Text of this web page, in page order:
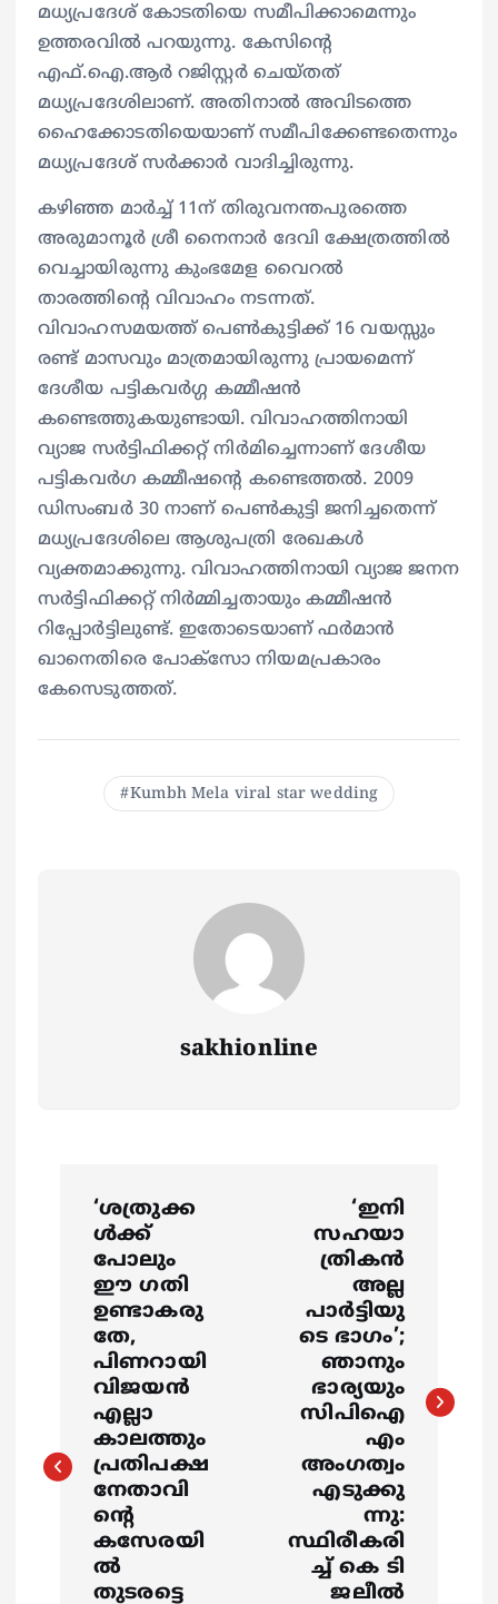
മധ്യപ്രദേശ് കോടതിയെ സമീപിക്കാമെന്നും
ഉത്തരവിൽ പറയുന്നു. കേസിൻ്റെ
എഫ്.ഐ.ആർ റജിസ്റ്റർ ചെയ്തത്
മധ്യപ്രദേശിലാണ്. അതിനാൽ അവിടത്തെ
ഹൈക്കോടതിയെയാണ് സമീപിക്കേണ്ടതെന്നും
മധ്യപ്രദേശ് സർക്കാർ വാദിച്ചിരുന്നു.
കഴിഞ്ഞ മാർച്ച് 11ന് തിരുവനന്തപുരത്തെ
അരുമാനൂർ ശ്രീ നൈനാർ ദേവി ക്ഷേത്രത്തിൽ
വെച്ചായിരുന്നു കുംഭമേള വൈറൽ
താരത്തിന്റെ വിവാഹം നടന്നത്.
വിവാഹസമയത്ത് പെൺകുട്ടിക്ക് 16 വയസ്സും
രണ്ട് മാസവും മാത്രമായിരുന്നു പ്രായമെന്ന്
ദേശീയ പട്ടികവർഗ്ഗ കമ്മീഷൻ
കണ്ടെത്തുകയുണ്ടായി.​ വിവാഹത്തിനായി
വ്യാജ സർട്ടിഫിക്കറ്റ് നിർമിച്ചെന്നാണ് ദേശീയ
പട്ടികവർഗ കമ്മീഷൻ്റെ കണ്ടെത്തല്‍. 2009
ഡിസംബർ 30 നാണ് പെൺകുട്ടി ജനിച്ചതെന്ന്
മധ്യപ്രദേശിലെ ആശുപത്രി രേഖകൾ
വ്യക്തമാക്കുന്നു. വിവാഹത്തിനായി വ്യാജ ജനന
സർട്ടിഫിക്കറ്റ് നിർമ്മിച്ചതായും കമ്മീഷൻ
റിപ്പോർട്ടിലുണ്ട്. ഇതോടെയാണ് ഫർമാൻ
ഖാനെതിരെ പോക്സോ നിയമപ്രകാരം
കേസെടുത്തത്.
Kumbh Mela viral star wedding
sakhionline
a
‘ശത്രുക്ക
ൾക്ക്
പോലും
ഈ ഗതി
ഉണ്ടാകരു
തേ,
പിണറായി
വിജയൻ
എല്ലാ
കാലത്തും
പ്രതിപക്ഷ
നേതാവി
ന്റെ
കസേരയി
ൽ
തുടരട്ടെ
‘ഇനി
സഹയാ
ത്രികൻ
അല്ല
പാർട്ടിയു
ടെ ഭാഗം’;
ഞാനും
ഭാര്യയും
സിപിഐ
എം
അംഗത്വം
എടുക്കു
ന്നു:
സ്ഥിരീകരി
ച്ച് കെ ടി
ജലീൽ